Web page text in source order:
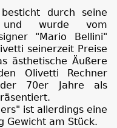
durch seine
und wurde vom
"Mario Bellini"
seinerzeit Preise
ästhetische Äußere
Olivetti Rechner
70er Jahre als
ist allerdings eine
Gewicht am Stück.